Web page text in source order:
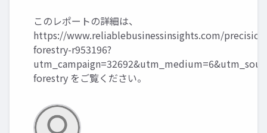
このレポートの詳細は、
https://www.reliablebusinessinsights.com/
forestry-r953196?
forestry をご覧ください。